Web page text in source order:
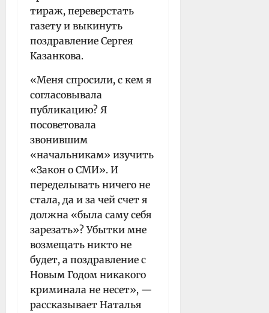
тираж, переверстать
газету и выкинуть
поздравление Сергея
Казанкова.
«Меня спросили, с кем я
согласовывала
публикацию? Я
посоветовала
звонившим
«начальникам» изучить
«Закон о СМИ». И
переделывать ничего не
стала, да и за чей счет я
должна «была саму себя
зарезать»? Убытки мне
возмещать никто не
будет, а поздравление с
Новым Годом никакого
криминала не несет», —
рассказывает Наталья